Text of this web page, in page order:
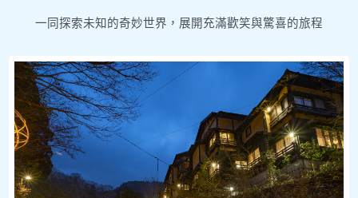
一同探索未知的奇妙世界，展開充滿歡笑與驚喜的旅程